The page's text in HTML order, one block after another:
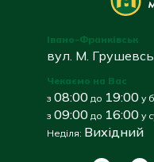
Івано-Франківськ
вул. М.
Чекаємо на Вас
з 08:00 до 19:00 у
з 09:00 до 16:00 у
Неділя: Вихідний